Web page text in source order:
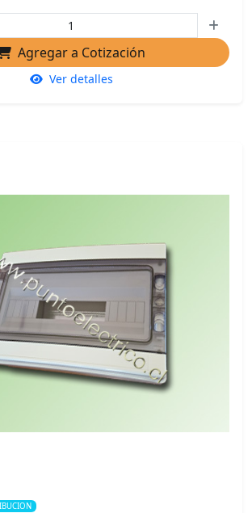
Agregar a Cotización
Ver detalles